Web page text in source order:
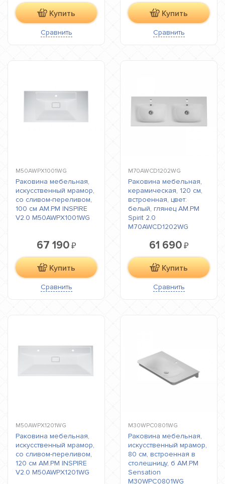
Купить
Сравнить
Купить
Сравнить
M50AWPX1001WG
Раковина мебельная,
искусственный мрамор,
со сливом-переливом,
100 см AM.PM INSPIRE
V2.0 M50AWPX1001WG
67 190₽
Купить
Сравнить
M70AWCD1202WG
Раковина мебельная,
керамическая, 120 см,
встроенная, цвет:
белый, глянец AM.PM
Spirit 2.0
M70AWCD1202WG
61 690₽
Купить
Сравнить
M50AWPX1201WG
Раковина мебельная,
искусственный мрамор,
со сливом-переливом,
120 см AM.PM INSPIRE
V2.0 M50AWPX1201WG
M30WPC0801WG
Раковина мебельная,
искусственный мрамор,
80 см, встроенная в
столешницу, б AM.PM
Sensation
M30WPC0801WG